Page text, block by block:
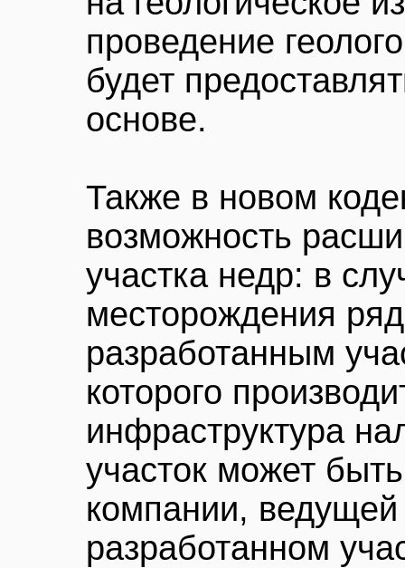
проведение
будет
основе.
Также в новом
возможность
участка недр: в
месторождения
разработанным
которого
инфраструктура
участок может
компании,
разработанном